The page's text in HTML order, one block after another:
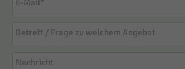
Betreff / Frage zu welchem Angebot
Nachricht